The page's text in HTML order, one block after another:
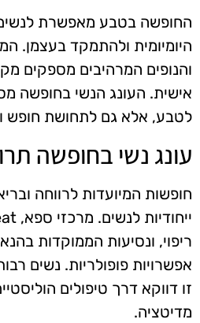
החופשה בטבע מאפשרת
היומיומית ולהתמקד בעצמן.
והנופים המרהיבים מספקים
אישית. העונג הנשי בחופשה
לטבע, אלא גם לתחושת חופש
עונג נשי בחופשה
חופשות המיועדות לרווחה
ריפוי, ונסיעות הממוקדות
אפשרויות פופולריות. נשים
זו דווקא דרך טיפולים
מדיטציה.